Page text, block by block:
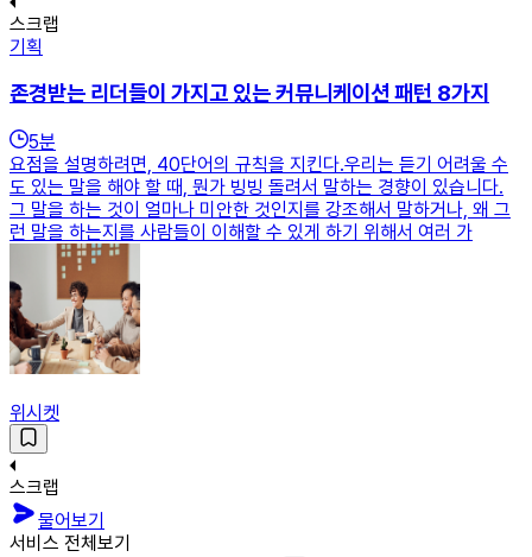
스크랩
기획
존경받는 리더들이 가지고 있는 커뮤니케이션 패턴 8가지
5분
요점을 설명하려면, 40단어의 규칙을 지킨다.우리는 듣기 어려울 수
도 있는 말을 해야 할 때, 뭔가 빙빙 돌려서 말하는 경향이 있습니다.
그 말을 하는 것이 얼마나 미안한 것인지를 강조해서 말하거나, 왜 그
런 말을 하는지를 사람들이 이해할 수 있게 하기 위해서 여러 가
위시켓
스크랩
물어보기
서비스 전체보기